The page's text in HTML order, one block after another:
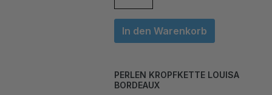
In den Warenkorb
BORDEAUX
49,00 CHF*